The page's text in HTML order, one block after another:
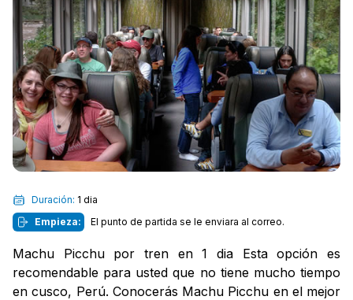
Duración: 1 dia
Empieza:
El punto de partida se le enviara al correo.
Machu Picchu por tren en 1 dia Esta opción es
recomendable para usted que no tiene mucho tiempo
en cusco, Perú. Conocerás Machu Picchu en el mejor